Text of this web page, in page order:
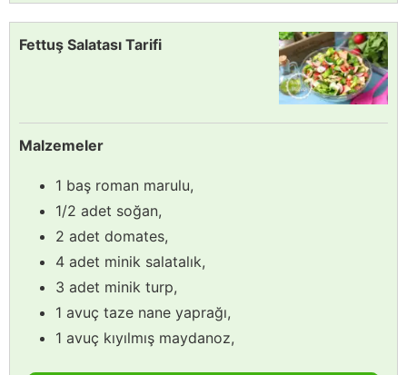
Fettuş Salatası Tarifi
Malzemeler
1 baş roman marulu,
1/2 adet soğan,
2 adet domates,
4 adet minik salatalık,
3 adet minik turp,
1 avuç taze nane yaprağı,
1 avuç kıyılmış maydanoz,